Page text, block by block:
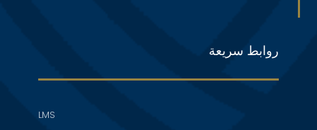
روابط سريعة
LMS